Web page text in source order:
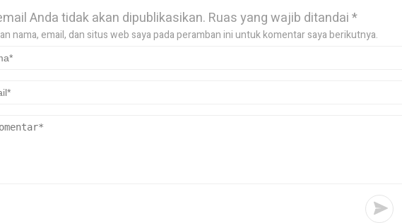
Anda tidak akan dipublikasikan. Ruas yang wajib ditandai*
nama, email, dan situs web saya pada peramban ini untuk komentar saya berikutnya.